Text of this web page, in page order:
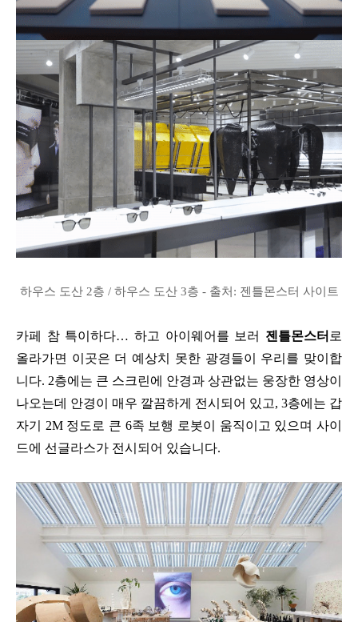
하우스 도산 2층 / 하우스 도산 3층 - 출처: 젠틀몬스터 사이트
카페 참 특이하다… 하고 아이웨어를 보러 젠틀몬스터 로
올라가면 이곳은 더 예상치 못한 광경들이 우리를 맞이합
니다. 2층에는 큰 스크린에 안경과 상관없는 웅장한 영상이
나오는데 안경이 매우 깔끔하게 전시되어 있고, 3층에는 갑
자기 2M 정도로 큰 6족 보행 로봇이 움직이고 있으며 사이
드에 선글라스가 전시되어 있습니다.